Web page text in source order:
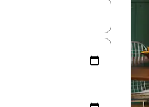
můžeš si je procházet